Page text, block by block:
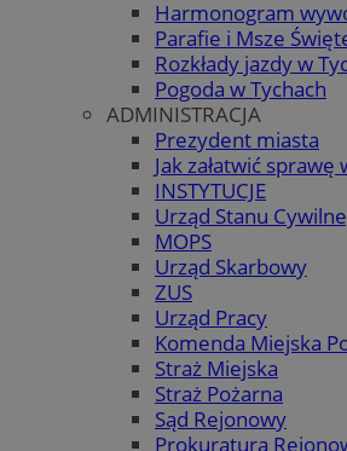
Harmonogram
Parafie i Msze
Rozkłady jazdy w
Pogoda w Tychach
ADMINISTRACJA
Prezydent miasta
Jak załatwić
INSTYTUCJE
Urząd Stanu
MOPS
Urząd Skarbowy
ZUS
Urząd Pracy
Komenda Miejska
Straż Miejska
Straż Pożarna
Sąd Rejonowy
Prokuratura